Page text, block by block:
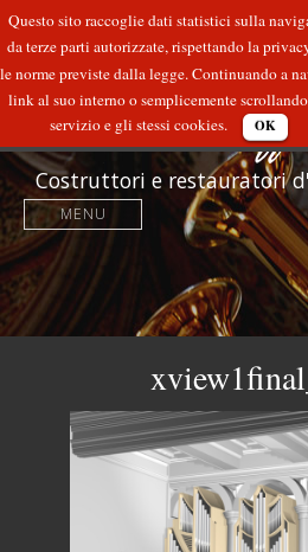
Costruttori e restauratori
MENU
Questo sito raccoglie dati statistici sulla
da terze parti autorizzate, rispettando la
le norme previste dalla legge. Continuando a
link al suo interno o semplicemente
servizio e gli stessi cookies.
OK